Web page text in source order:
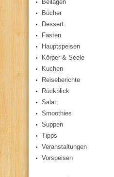
Beilagen
Bücher
Dessert
Fasten
Hauptspeisen
Körper & Seele
Kuchen
Reiseberichte
Rückblick
Salat
Smoothies
Suppen
Tipps
Veranstaltungen
Vorspeisen